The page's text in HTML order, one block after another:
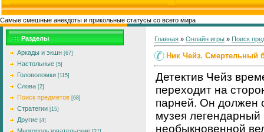
Самые смешные анекдоты и прикольные статусы со всего мира
Разделы
Аркады и экшн [67]
Настольные [5]
Головоломки [115]
Слова [2]
Поиск предметов [68]
Стратегии [15]
Другие [4]
Главная » Онлайн игры » Поиск
Ник Чейз. Смертельный
Детектив Чейз
переходит на
парней. Он должен
музея легендарный
необыкновенной